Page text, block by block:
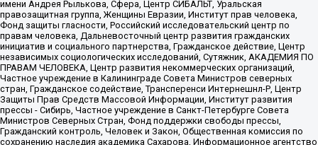
имени Андрея Рылькова, Сфера, Центр СИБАЛЬТ, Уральская
правозащитная группа, Женщины Евразии, Институт прав человека,
Фонд защиты гласности, Российский исследовательский центр по
правам человека, Дальневосточный центр развития гражданских
инициатив и социального партнерства, Гражданское действие, Центр
независимых социологических исследований, Сутяжник, АКАДЕМИЯ ПО
ПРАВАМ ЧЕЛОВЕКА, Центр развития некоммерческих организаций,
Частное учреждение в Калининграде Совета Министров северных
стран, Гражданское содействие, Трансперенси Интернешнл-Р, Центр
Защиты Прав Средств Массовой Информации, Институт развития
прессы - Сибирь, Частное учреждение в Санкт-Петербурге Совета
Министров Северных Стран, Фонд поддержки свободы прессы,
Гражданский контроль, Человек и Закон, Общественная комиссия по
сохранению наследия академика Сахарова, Информационное агентство